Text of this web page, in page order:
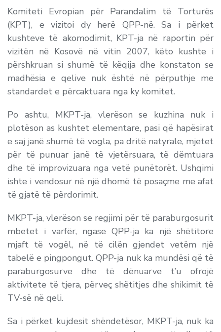
Komiteti Evropian për Parandalim të Torturës
(KPT), e vizitoi dy herë QPP-në. Sa i përket
kushteve të akomodimit, KPT-ja në raportin për
vizitën në Kosovë në vitin 2007, këto kushte i
përshkruan si shumë të këqija dhe konstaton se
madhësia e qelive nuk është në përputhje me
standardet e përcaktuara nga ky komitet.
Po ashtu, MKPT-ja, vlerëson se kuzhina nuk i
plotëson as kushtet elementare, pasi që hapësirat
e saj janë shumë të vogla, pa dritë natyrale, mjetet
për të punuar janë të vjetërsuara, të dëmtuara
dhe të improvizuara nga vetë punëtorët. Ushqimi
ishte i vendosur në një dhomë të posaçme me afat
të gjatë të përdorimit.
MKPT-ja, vlerëson se regjimi për të paraburgosurit
mbetet i varfër, ngase QPP-ja ka një shëtitore
mjaft të vogël, në të cilën gjendet vetëm një
tabelë e pingpongut. QPP-ja nuk ka mundësi që të
paraburgosurve dhe të dënuarve t’u ofrojë
aktivitete të tjera, përveç shëtitjes dhe shikimit të
TV-së në qeli.
Sa i përket kujdesit shëndetësor, MKPT-ja, nuk ka